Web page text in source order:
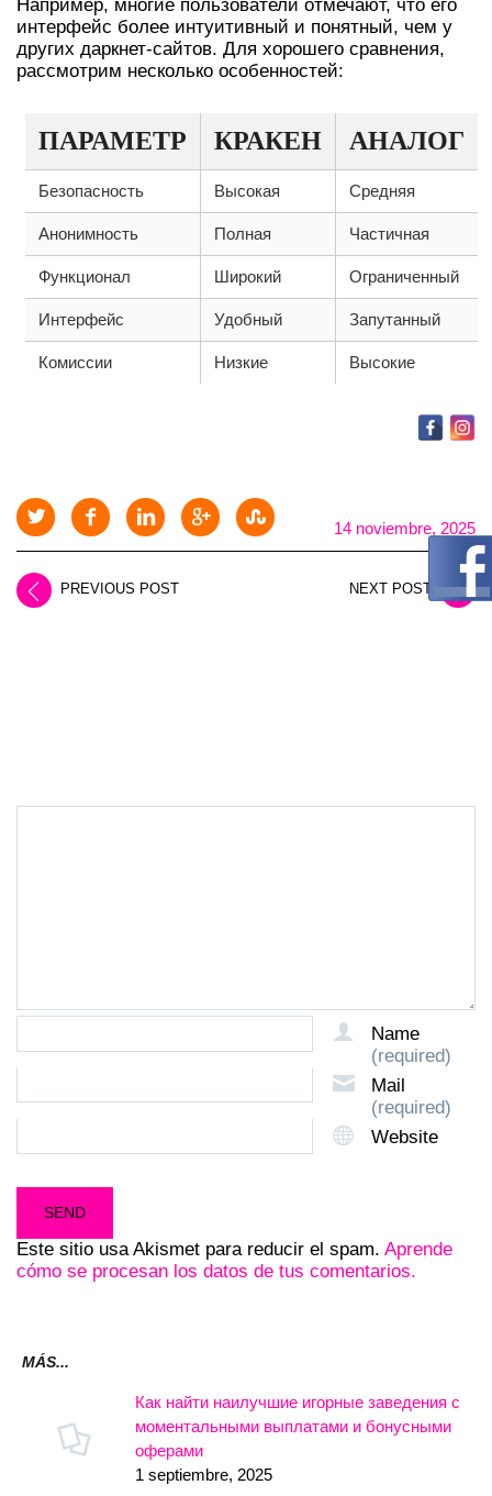
Например, многие пользователи отмечают, что его
интерфейс более интуитивный и понятный, чем у
других даркнет-сайтов. Для хорошего сравнения,
рассмотрим несколько особенностей:
ПАРАМЕТР КРАКЕН АНАЛОГ
Безопасность Высокая Средняя
Анонимность Полная Частичная
Функционал Широкий Ограниченный
Интерфейс Удобный Запутанный
Комиссии Низкие Высокие
14 noviembre, 2025
PREVIOUS POST NEXT POST
Name
(required)
Mail
(required)
Website
Este sitio usa Akismet para reducir el spam. Aprende
cómo se procesan los datos de tus comentarios.
MÁS...
Как найти наилучшие игорные заведения с
моментальными выплатами и бонусными
оферами
1 septiembre, 2025